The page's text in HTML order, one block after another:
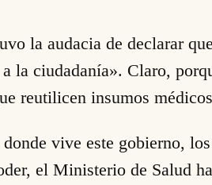
la audacia de declarar
la ciudadanía». Claro,
reutilicen insumos
vive este gobierno,
el Ministerio de Salud